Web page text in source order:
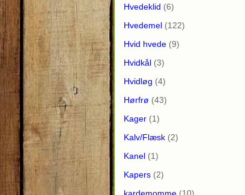
Hvedeklid (6)
Hvedemel (122)
Hvid hvede (9)
Hvidkål (3)
Hvidløg (4)
Hørfrø (43)
Kager (1)
Kalv/Flæsk (2)
Kanel (1)
Kapers (2)
kardemomme (10)